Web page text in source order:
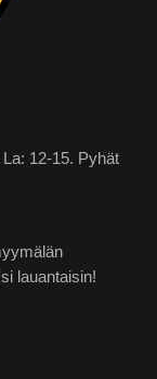
12-15. Pyhät
lauantaisin!